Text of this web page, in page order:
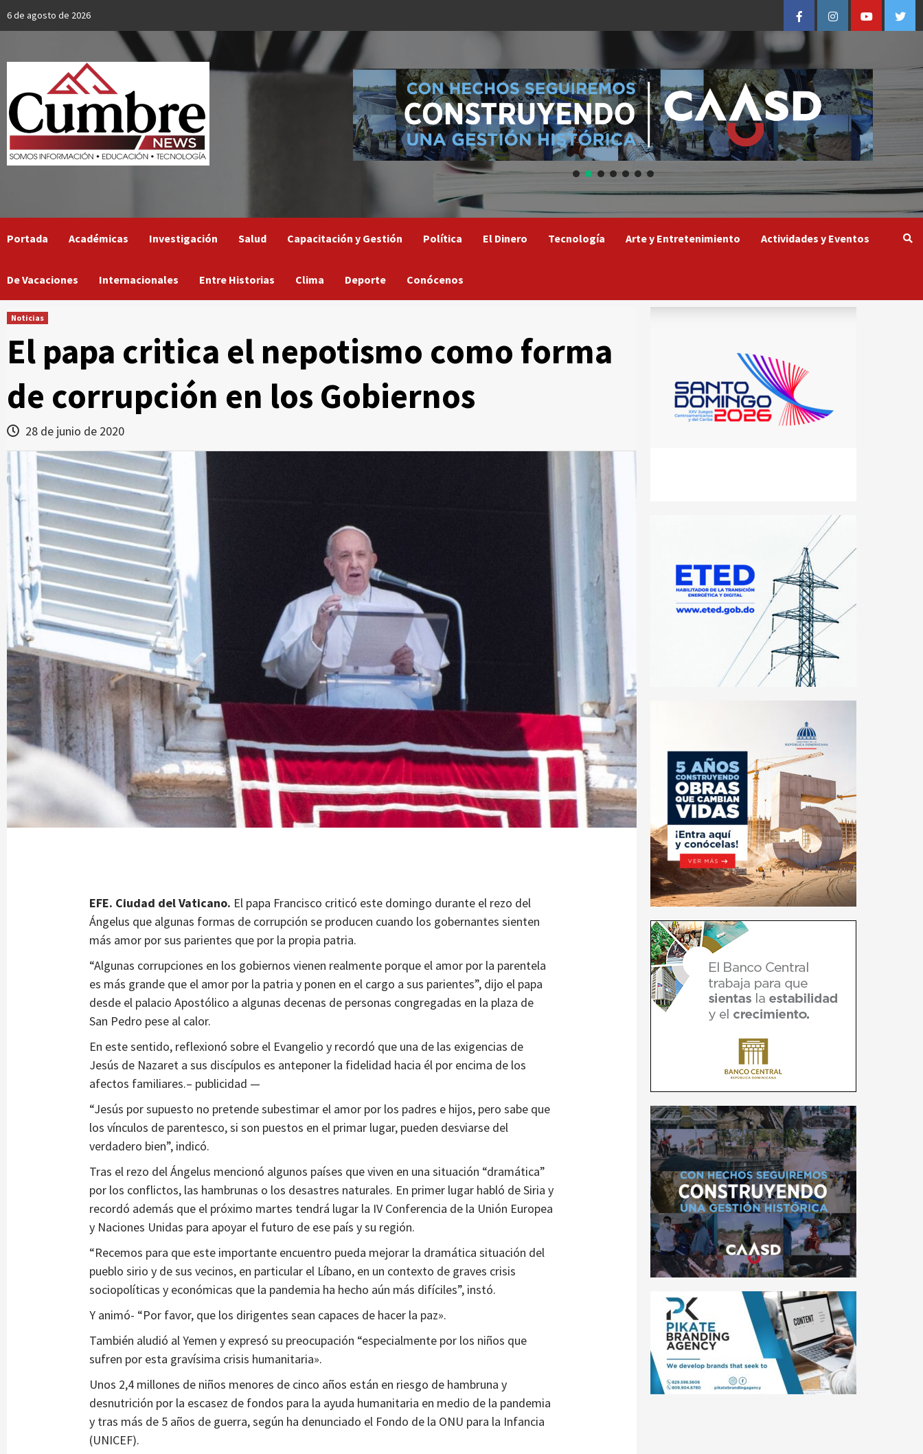
6 de agosto de 2026 FacebookInstagramYoutube
Portada Académicas Investigación Salud Capacitación y Gestión Política El Dinero Tecnología Arte y Entretenimiento Actividades y Eventos
De Vacaciones Internacionales Entre Historias Clima Deporte Conócenos
Noticias
El papa critica el nepotismo como forma
de corrupción en los Gobiernos
28 de junio de 2020
EFE. Ciudad del Vaticano. El papa Francisco criticó este domingo durante el rezo del
Ángelus que algunas formas de corrupción se producen cuando los gobernantes sienten
más amor por sus parientes que por la propia patria.
“Algunas corrupciones en los gobiernos vienen realmente porque el amor por la parentela
es más grande que el amor por la patria y ponen en el cargo a sus parientes”, dijo el papa
desde el palacio Apostólico a algunas decenas de personas congregadas en la plaza de
San Pedro pese al calor.
En este sentido, reflexionó sobre el Evangelio y recordó que una de las exigencias de
Jesús de Nazaret a sus discípulos es anteponer la fidelidad hacia él por encima de los
afectos familiares.– publicidad —
“Jesús por supuesto no pretende subestimar el amor por los padres e hijos, pero sabe que
los vínculos de parentesco, si son puestos en el primar lugar, pueden desviarse del
verdadero bien”, indicó.
Tras el rezo del Ángelus mencionó algunos países que viven en una situación “dramática”
por los conflictos, las hambrunas o los desastres naturales. En primer lugar habló de Siria y
recordó además que el próximo martes tendrá lugar la IV Conferencia de la Unión Europea
y Naciones Unidas para apoyar el futuro de ese país y su región.
“Recemos para que este importante encuentro pueda mejorar la dramática situación del
pueblo sirio y de sus vecinos, en particular el Líbano, en un contexto de graves crisis
sociopolíticas y económicas que la pandemia ha hecho aún más difíciles”, instó.
Y animó- “Por favor, que los dirigentes sean capaces de hacer la paz».
También aludió al Yemen y expresó su preocupación “especialmente por los niños que
sufren por esta gravísima crisis humanitaria».
Unos 2,4 millones de niños menores de cinco años están en riesgo de hambruna y
desnutrición por la escasez de fondos para la ayuda humanitaria en medio de la pandemia
y tras más de 5 años de guerra, según ha denunciado el Fondo de la ONU para la Infancia
(UNICEF).